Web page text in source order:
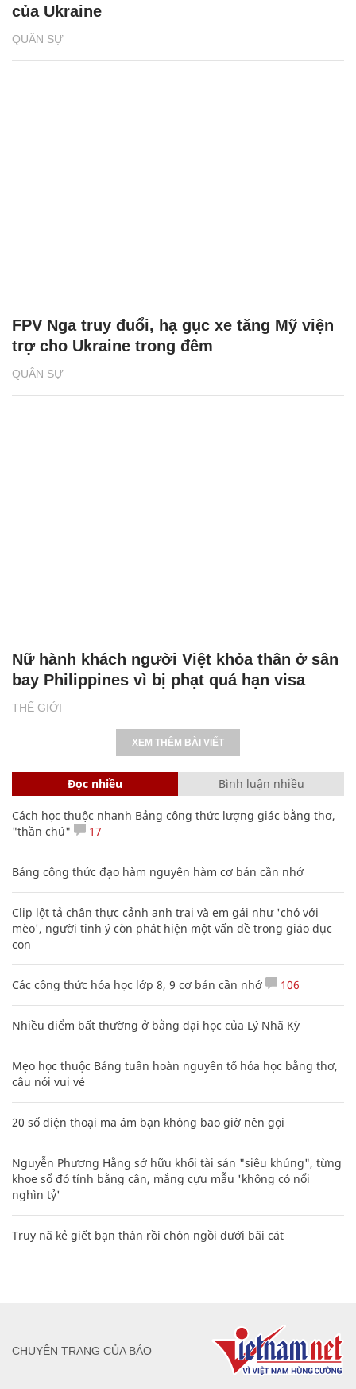
QUÂN SỰ
của Ukraine
QUÂN SỰ
FPV Nga truy đuổi, hạ gục xe tăng Mỹ viện
trợ cho Ukraine trong đêm
THẾ GIỚI
Nữ hành khách người Việt khỏa thân ở sân
bay Philippines vì bị phạt quá hạn visa
XEM THÊM BÀI VIẾT
Đọc nhiều Bình luận nhiều
Cách học thuộc nhanh Bảng công thức lượng giác bằng thơ,
"thần chú"
17
Bảng công thức đạo hàm nguyên hàm cơ bản cần nhớ
Clip lột tả chân thực cảnh anh trai và em gái như 'chó với
mèo', người tinh ý còn phát hiện một vấn đề trong giáo dục
con
Các công thức hóa học lớp 8, 9 cơ bản cần nhớ 106
Nhiều điểm bất thường ở bằng đại học của Lý Nhã Kỳ
Mẹo học thuộc Bảng tuần hoàn nguyên tố hóa học bằng thơ,
câu nói vui vẻ
20 số điện thoại ma ám bạn không bao giờ nên gọi
Nguyễn Phương Hằng sở hữu khối tài sản "siêu khủng", từng
khoe sổ đỏ tính bằng cân, mắng cựu mẫu 'không có nổi
nghìn tỷ'
Truy nã kẻ giết bạn thân rồi chôn ngồi dưới bãi cát
CHUYÊN TRANG CỦA BÁO